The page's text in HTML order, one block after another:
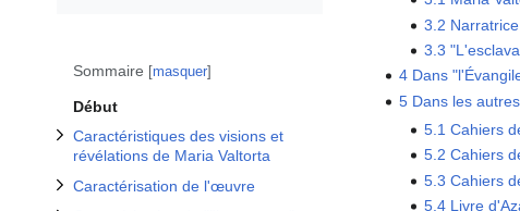
Sommaire masquer
Début
Caractéristiques des visions et
révélations de Maria Valtorta
Caractérisation de l'œuvre
3.2
3.3
4 Dans
5 Dans les
5.1 Cahiers
5.2 Cahiers
5.3 Cahiers
5.4 Livre